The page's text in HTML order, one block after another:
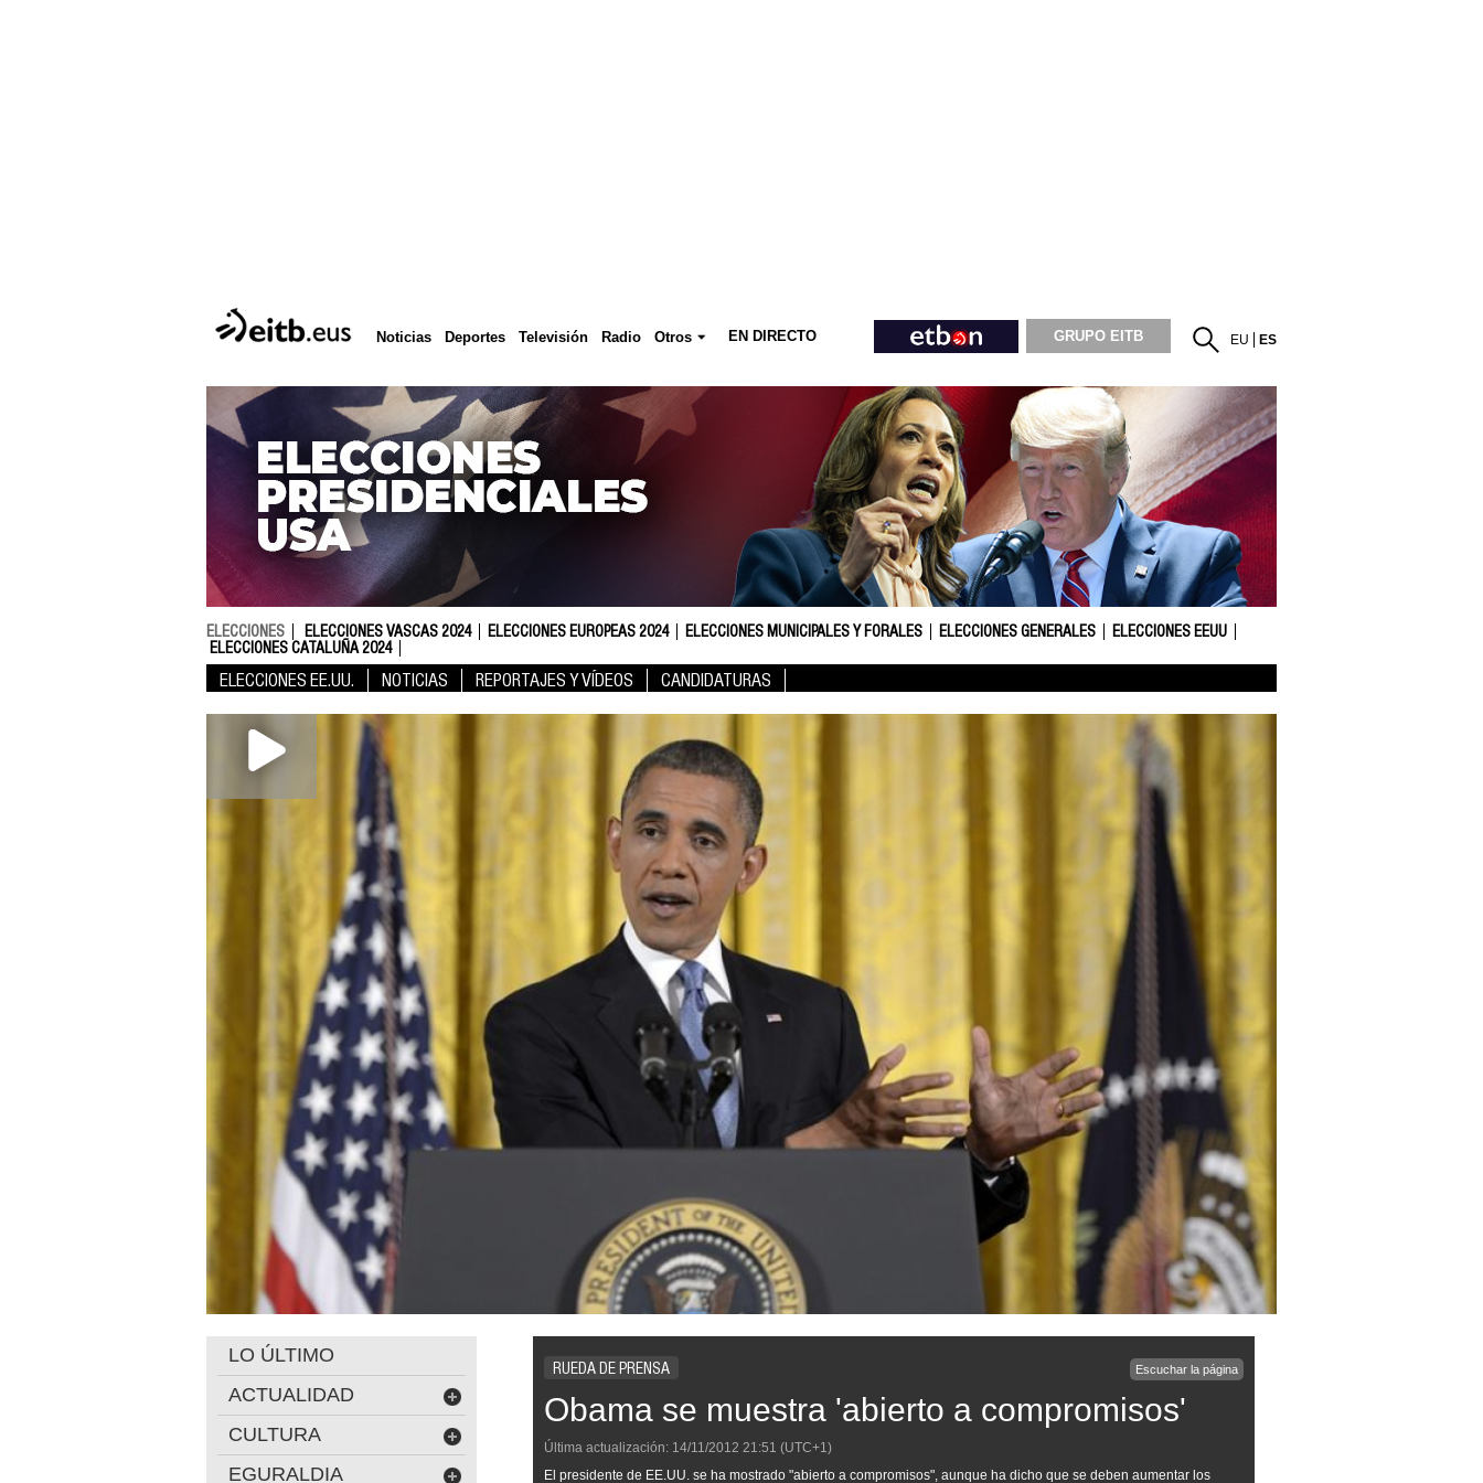
Noticias Deportes Televisión Radio Otros EN DIRECTO GRUPO EITB EU ES
ELECCIONES ELECCIONES VASCAS 2024 ELECCIONES EUROPEAS 2024 ELECCIONES MUNICIPALES Y FORALES ELECCIONES GENERALES
ELECCIONES EEUU
ELECCIONES CATALUÑA 2024
ELECCIONES EE.UU. NOTICIAS REPORTAJES Y VÍDEOS CANDIDATURAS
RUEDA DE PRENSA Escuchar la página
Obama se muestra 'abierto a compromisos'
Última actualización: 14/11/2012 21:51 (UTC+1)
El presidente de EE.UU. se ha mostrado "abierto a compromisos", aunque ha dicho que se deben aumentar los
LO ÚLTIMO
ACTUALIDAD
CULTURA
EGURALDIA